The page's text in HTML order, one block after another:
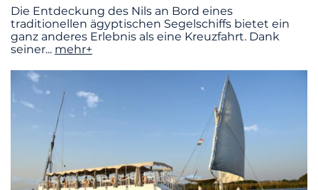
Die Entdeckung des Nils an Bord eines
traditionellen ägyptischen Segelschiffs bietet ein
ganz anderes Erlebnis als eine Kreuzfahrt. Dank
seiner... mehr+